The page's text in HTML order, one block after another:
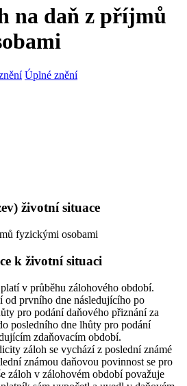
na daň z příjmů
Úplné znění
životní situace
fyzickými osobami
k životní situaci
v průběhu zálohového období.
od prvního dne následujícího po
pro podání daňového přiznání za
posledního dne lhůty pro podání
zdaňovacím období.
záloh se vychází z poslední známé
známou daňovou povinnost se pro
záloh v zálohovém období považuje